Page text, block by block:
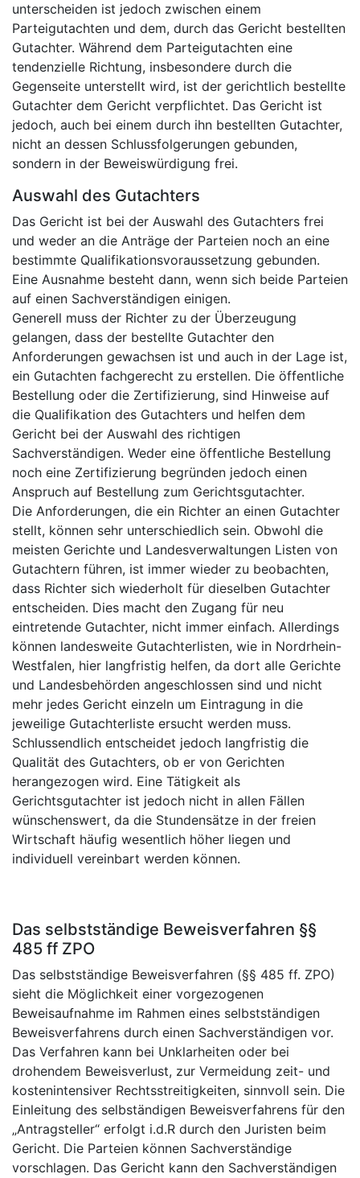
unterscheiden ist jedoch zwischen einem
Parteigutachten und dem, durch das Gericht bestellten
Gutachter. Während dem Parteigutachten eine
tendenzielle Richtung, insbesondere durch die
Gegenseite unterstellt wird, ist der gerichtlich bestellte
Gutachter dem Gericht verpflichtet. Das Gericht ist
jedoch, auch bei einem durch ihn bestellten Gutachter,
nicht an dessen Schlussfolgerungen gebunden,
sondern in der Beweiswürdigung frei.
Auswahl des Gutachters
Das Gericht ist bei der Auswahl des Gutachters frei
und weder an die Anträge der Parteien noch an eine
bestimmte Qualifikationsvoraussetzung gebunden.
Eine Ausnahme besteht dann, wenn sich beide Parteien
auf einen Sachverständigen einigen.
Generell muss der Richter zu der Überzeugung
gelangen, dass der bestellte Gutachter den
Anforderungen gewachsen ist und auch in der Lage ist,
ein Gutachten fachgerecht zu erstellen. Die öffentliche
Bestellung oder die Zertifizierung, sind Hinweise auf
die Qualifikation des Gutachters und helfen dem
Gericht bei der Auswahl des richtigen
Sachverständigen. Weder eine öffentliche Bestellung
noch eine Zertifizierung begründen jedoch einen
Anspruch auf Bestellung zum Gerichtsgutachter.
Die Anforderungen, die ein Richter an einen Gutachter
stellt, können sehr unterschiedlich sein. Obwohl die
meisten Gerichte und Landesverwaltungen Listen von
Gutachtern führen, ist immer wieder zu beobachten,
dass Richter sich wiederholt für dieselben Gutachter
entscheiden. Dies macht den Zugang für neu
eintretende Gutachter, nicht immer einfach. Allerdings
können landesweite Gutachterlisten, wie in Nordrhein-
Westfalen, hier langfristig helfen, da dort alle Gerichte
und Landesbehörden angeschlossen sind und nicht
mehr jedes Gericht einzeln um Eintragung in die
jeweilige Gutachterliste ersucht werden muss.
Schlussendlich entscheidet jedoch langfristig die
Qualität des Gutachters, ob er von Gerichten
herangezogen wird. Eine Tätigkeit als
Gerichtsgutachter ist jedoch nicht in allen Fällen
wünschenswert, da die Stundensätze in der freien
Wirtschaft häufig wesentlich höher liegen und
individuell vereinbart werden können.
Das selbstständige Beweisverfahren §§
485 ff ZPO
Das selbstständige Beweisverfahren (§§ 485 ff. ZPO)
sieht die Möglichkeit einer vorgezogenen
Beweisaufnahme im Rahmen eines selbstständigen
Beweisverfahrens durch einen Sachverständigen vor.
Das Verfahren kann bei Unklarheiten oder bei
drohendem Beweisverlust, zur Vermeidung zeit- und
kostenintensiver Rechtsstreitigkeiten, sinnvoll sein. Die
Einleitung des selbständigen Beweisverfahrens für den
„Antragsteller“ erfolgt i.d.R durch den Juristen beim
Gericht. Die Parteien können Sachverständige
vorschlagen. Das Gericht kann den Sachverständigen